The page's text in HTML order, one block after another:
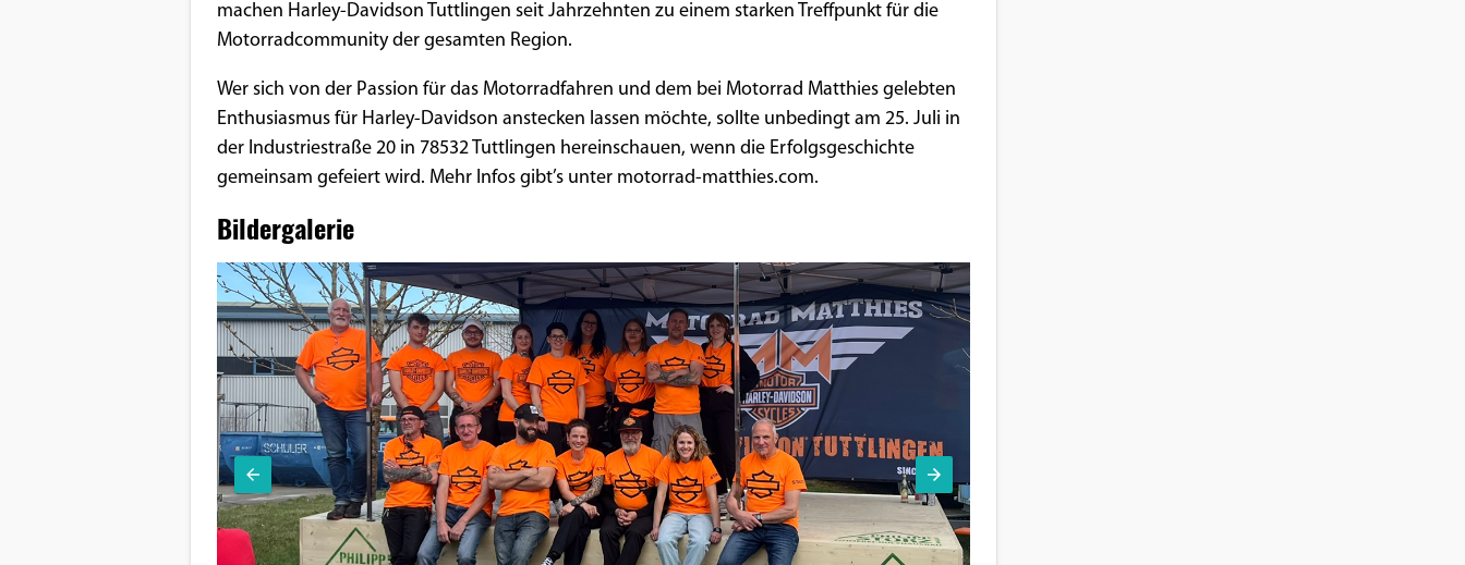
machen Harley-Davidson Tuttlingen seit Jahrzehnten zu einem starken Treffpunkt für die
Motorradcommunity der gesamten Region.
Wer sich von der Passion für das Motorradfahren und dem bei Motorrad Matthies gelebten
Enthusiasmus für Harley-Davidson anstecken lassen möchte, sollte unbedingt am 25. Juli in
der Industriestraße 20 in 78532 Tuttlingen hereinschauen, wenn die Erfolgsgeschichte
gemeinsam gefeiert wird. Mehr Infos gibt’s unter motorrad-matthies.com.
Bildergalerie